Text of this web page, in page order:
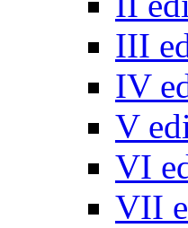
III
IV
V
VI
VII